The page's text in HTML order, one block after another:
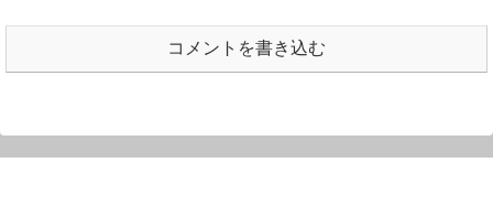
コメントを書き込む